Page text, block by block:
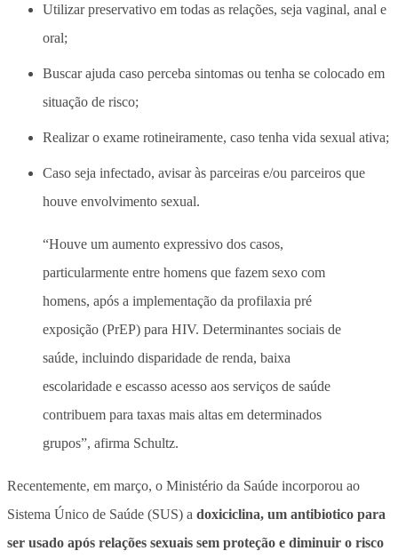
Utilizar preservativo em todas as relações, seja vaginal, anal e
oral;
Buscar ajuda caso perceba sintomas ou tenha se colocado em
situação de risco;
Realizar o exame rotineiramente, caso tenha vida sexual ativa;
Caso seja infectado, avisar às parceiras e/ou parceiros que
houve envolvimento sexual.
“Houve um aumento expressivo dos casos,
particularmente entre homens que fazem sexo com
homens, após a implementação da profilaxia pré
exposição (PrEP) para HIV. Determinantes sociais de
saúde, incluindo disparidade de renda, baixa
escolaridade e escasso acesso aos serviços de saúde
contribuem para taxas mais altas em determinados
grupos”, afirma Schultz.
Recentemente, em março, o Ministério da Saúde incorporou ao
Sistema Único de Saúde (SUS) a doxiciclina, um antibiotico para
ser usado após relações sexuais sem proteção e diminuir o risco